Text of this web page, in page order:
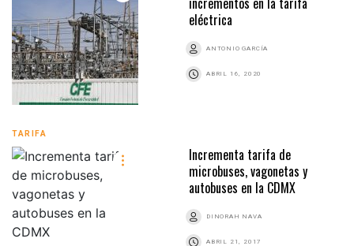
eléctrica
ANTONIO GARCÍA
ABRIL 16, 2020
TARIFA
Incrementa tarifa de
microbuses, vagonetas y
autobuses en la CDMX
DINORAH NAVA
ABRIL 21, 2017